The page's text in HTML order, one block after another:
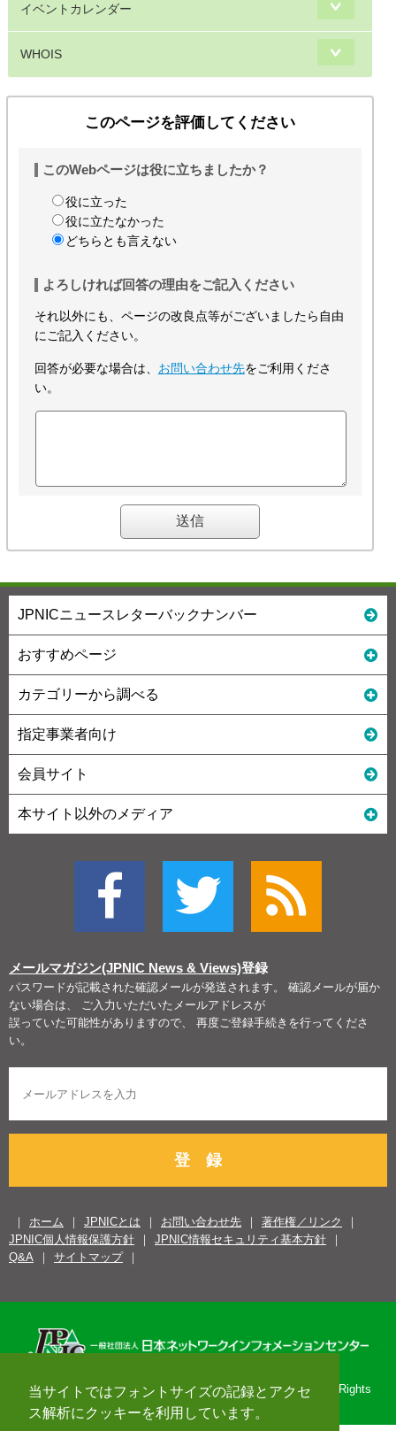
当サイトではフォントサイズの記録とアクセ
ス解析にクッキーを利用しています。
イベントカレンダー
WHOIS
このページを評価してください
このWebページは役に立ちましたか？
役に立った
役に立たなかった
どちらとも言えない
よろしければ回答の理由をご記入ください
それ以外にも、ページの改良点等がございましたら自由
にご記入ください。
回答が必要な場合は、 お問い合わせ先をご利用くださ
い。
JPNICニュースレターバックナンバー
おすすめページ
カテゴリーから調べる
指定事業者向け
会員サイト
本サイト以外のメディア
メールマガジン(JPNIC News & Views)登録
パスワードが記載された確認メールが発送されます。 確認メールが届か
ない場合は、 ご入力いただいたメールアドレスが
誤っていた可能性がありますので、 再度ご登録手続きを行ってくださ
い。
登 録
ホーム JPNICとは お問い合わせ先
著作権／リンク
JPNIC個人情報保護方針
JPNIC情報セキュリティ基本方針
Q&A
サイトマップ
Copyright© 1996-2026 Japan Network Information Center. All Rights
Reserved.